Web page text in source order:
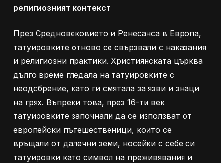
религиозният контекст
През Средновековието и Ренесанса в Европа,
татуировките отново се свързвали с наказания
и религиозни практики. Християнската църква
дълго време гледала на татуировките с
неодобрение, като ги смятала за язви и знаци
на грях. Въпреки това, през 16-ти век
татуировките започнали да се използват от
европейски пътешественици, които се
връщали от далечни земи, носейки с себе си
татуировки като символ на преживявания и